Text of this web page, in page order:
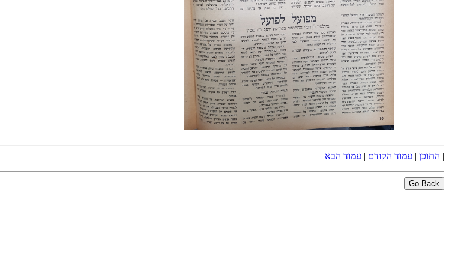
| התוכן | עמוד הקודם | עמוד הבא
Go Back